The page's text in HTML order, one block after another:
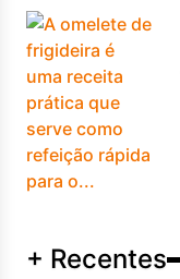
+ Recentes